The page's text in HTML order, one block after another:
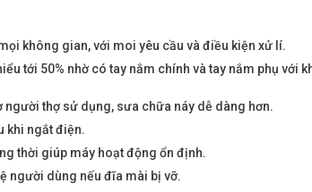
không gian, với moi yêu cầu và điều kiện xử lí.
tới 50% nhờ có tay nắm chính và tay nắm phụ với
thợ sử dụng, sưa chữa náy dễ dàng hơn.
khi ngắt điện.
thời giúp máy hoạt động ổn định.
người dùng nếu đĩa mài bị vỡ.